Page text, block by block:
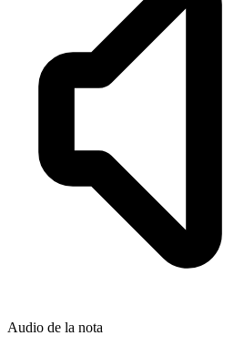
Audio de la nota